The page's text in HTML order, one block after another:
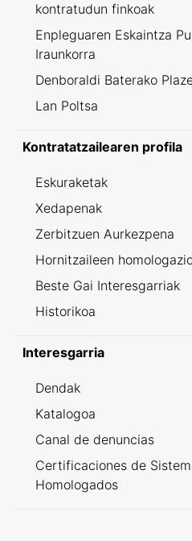
kontratudun finkoak
Enpleguaren Eskaintza
Iraunkorra
Denboraldi Baterako
Lan Poltsa
Kontratatzailearen profila
Eskuraketak
Xedapenak
Zerbitzuen Aurkezpena
Hornitzaileen
Beste Gai Interesgarriak
Historikoa
Interesgarria
Dendak
Katalogoa
Canal de denuncias
Certificaciones de
Homologados